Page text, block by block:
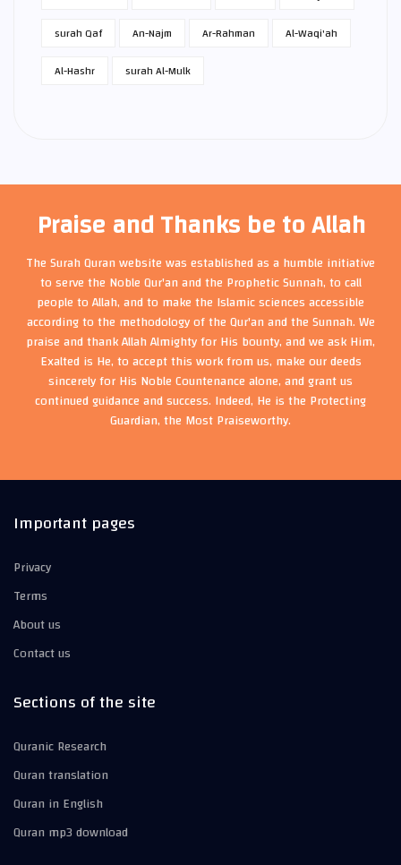
surah Qaf
An-Najm Ar-Rahman
Al-Waqi'ah
Al-Hashr
surah Al-Mulk
Praise and Thanks be to Allah
The Surah Quran website was established as a humble initiative
to serve the Noble Qur'an and the Prophetic Sunnah, to call
people to Allah, and to make the Islamic sciences accessible
according to the methodology of the Qur'an and the Sunnah. We
praise and thank Allah Almighty for His bounty, and we ask Him,
Exalted is He, to accept this work from us, make our deeds
sincerely for His Noble Countenance alone, and grant us
continued guidance and success. Indeed, He is the Protecting
Guardian, the Most Praiseworthy.
Important pages
Privacy
Terms
About us
Contact us
Sections of the site
Quranic Research
Quran translation
Quran in English
Quran mp3 download